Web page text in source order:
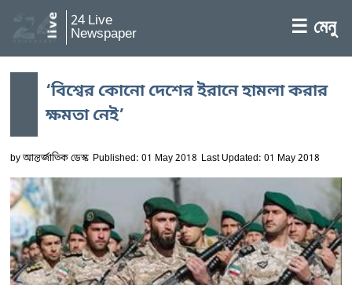
24 Live
Newspaper ☰ মেনু
‘বিশ্বের কোনো দেশের ইরানে হামলা করার
ক্ষমতা নেই’
byআন্তর্জাতিক ডেস্ক Published: 01 May 2018 Last Updated: 01 May 2018